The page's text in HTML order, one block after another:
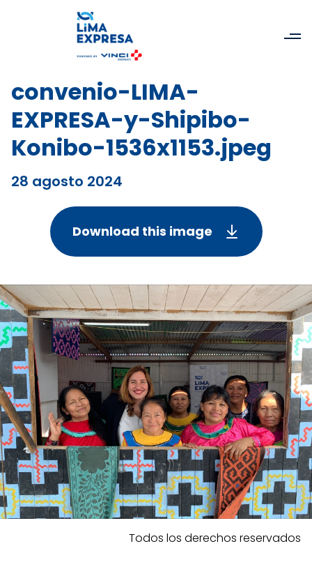
convenio-LIMA-
EXPRESA-y-Shipibo-
Konibo-1536x1153.jpeg
28 agosto 2024
Download this image
Todos los derechos reservados